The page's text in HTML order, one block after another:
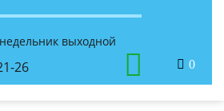
выходной
26 0